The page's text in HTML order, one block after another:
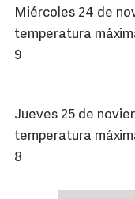
Miércoles 24 de
temperatura
9
Jueves 25 de
temperatura
8